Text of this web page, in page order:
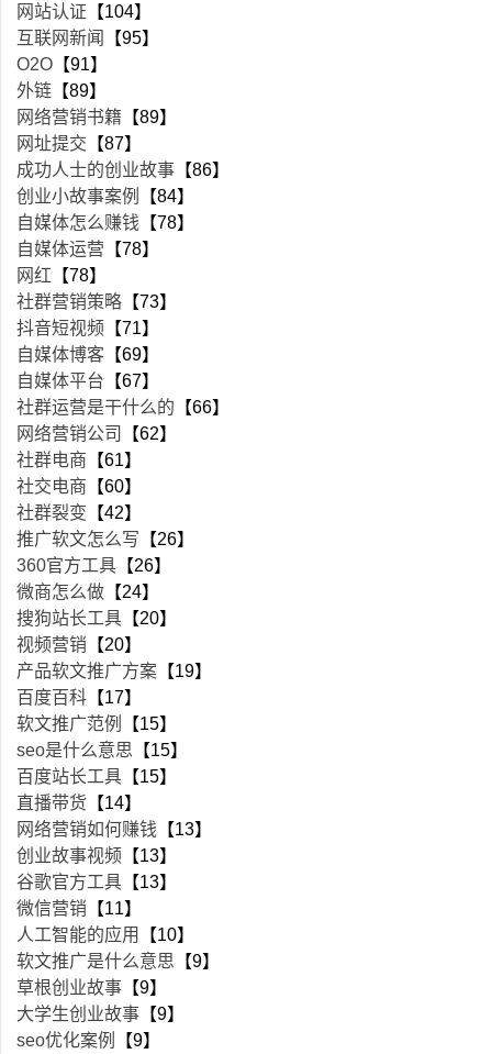
网站认证 【104】
互联网新闻
【95】
O2O 【91】
外链 【89】
网络营销书籍 【89】
网址提交 【87】
成功人士的创业故事 【86】
创业小故事案例
【84】
自媒体怎么赚钱 【78】
自媒体运营 【78】
网红 【78】
社群营销策略 【73】
抖音短视频 【71】
自媒体博客 【69】
自媒体平台 【67】
社群运营是干什么的 【66】
网络营销公司
【62】
社群电商 【61】
社交电商 【60】
社群裂变 【42】
推广软文怎么写 【26】
360官方工具 【26】
微商怎么做 【24】
搜狗站长工具 【20】
视频营销 【20】
产品软文推广方案 【19】
百度百科 【17】
软文推广范例
【15】
seo是什么意思 【15】
百度站长工具 【15】
直播带货 【14】
网络营销如何赚钱 【13】
创业故事视频 【13】
谷歌官方工具 【13】
微信营销 【11】
人工智能的应用
【10】
软文推广是什么意思 【9】
草根创业故事 【9】
大学生创业故事 【9】
seo优化案例
【9】